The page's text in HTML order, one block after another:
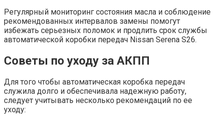
Регулярный мониторинг состояния масла и соблюдение
рекомендованных интервалов замены помогут
избежать серьезных поломок и продлить срок службы
автоматической коробки передач Nissan Serena S26.
Советы по уходу за АКПП
Для того чтобы автоматическая коробка передач
служила долго и обеспечивала надежную работу,
следует учитывать несколько рекомендаций по ее
уходу: